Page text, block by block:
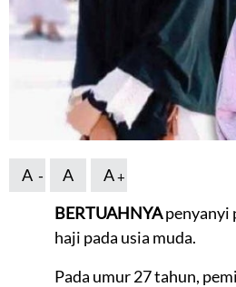
A A
A
BERTUAHNYApenyanyi
haji pada usia muda.
Pada umur 27 tahun,